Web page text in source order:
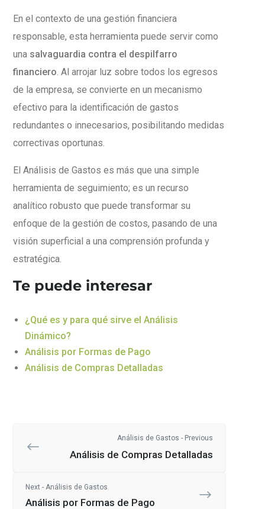
En el contexto de una gestión financiera
responsable, esta herramienta puede servir como
una salvaguardia contra el despilfarro
financiero. Al arrojar luz sobre todos los egresos
de la empresa, se convierte en un mecanismo
efectivo para la identificación de gastos
redundantes o innecesarios, posibilitando medidas
correctivas oportunas.
El Análisis de Gastos es más que una simple
herramienta de seguimiento; es un recurso
analítico robusto que puede transformar su
enfoque de la gestión de costos, pasando de una
visión superficial a una comprensión profunda y
estratégica.
Te puede interesar
¿Qué es y para qué sirve el Análisis
Dinámico?
Análisis por Formas de Pago
Análisis de Compras Detalladas
Análisis de Gastos - Previous
Análisis de Compras Detalladas
Next - Análisis de Gastos
Análisis por Formas de Pago